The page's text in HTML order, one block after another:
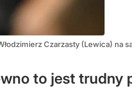
Czarzasty (Lewica) na
to jest trudny